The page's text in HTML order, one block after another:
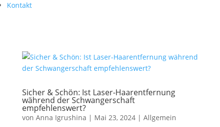
Kontakt
​Sicher & Schön: Ist Laser-Haarentfernung
während der Schwangerschaft
empfehlenswert?
von Anna Igrushina | Mai 23, 2024| Allgemein